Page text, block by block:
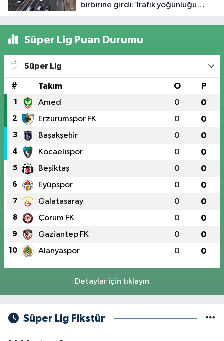
birbirine girdi: Trafik yoğunluğu
havadan görüntülendi
Süper Lig Puan Durumu
Süper Lig
# Takım O P
1 Amed 0 0
2 Erzurumspor FK 0 0
3 Başakşehir 0 0
4 Kocaelispor 0 0
5 Beşiktaş 0 0
6 Eyüpspor 0 0
7 Galatasaray 0 0
8 Çorum FK 0 0
9 Gaziantep FK 0 0
10 Alanyaspor 0 0
Detaylar için tıklayın
Süper Lig Fikstür